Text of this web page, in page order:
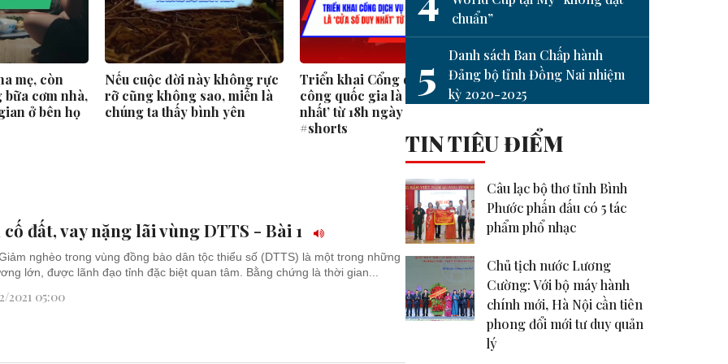
mẹ, còn
cơm nhà,
ở bên họ
Nếu cuộc đời này không rực
rỡ cũng không sao, miễn là
chúng ta thấy bình yên
Triển khai Cổng dịch vụ
công quốc gia là ‘cửa số duy
nhất’ từ 18h ngày 27-6
#shorts
Hạnh phúc là khi ta nhận ra
cố đất, vay nặng lãi vùng DTTS - Bài 1
nghèo trong vùng đồng bào dân tộc thiểu số (DTTS) là một trong những
lớn, được lãnh đạo tỉnh đặc biệt quan tâm. Bằng chứng là thời gian...
2021 05:00
chuẩn”
5
Danh sách Ban Chấp hành
Đảng bộ tỉnh Đồng Nai nhiệm
kỳ 2020-2025
TIN TIÊU ĐIỂM
Câu lạc bộ thơ tỉnh Bình
Phước phấn đấu có 5 tác
phẩm phổ nhạc
Chủ tịch nước Lương
Cường: Với bộ máy hành
chính mới, Hà Nội cần tiên
phong đổi mới tư duy quản
lý